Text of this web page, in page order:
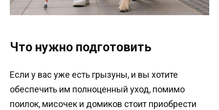
Что нужно подготовить
Если у вас уже есть грызуны, и вы хотите
обеспечить им полноценный уход, помимо
поилок, мисочек и домиков стоит приобрести